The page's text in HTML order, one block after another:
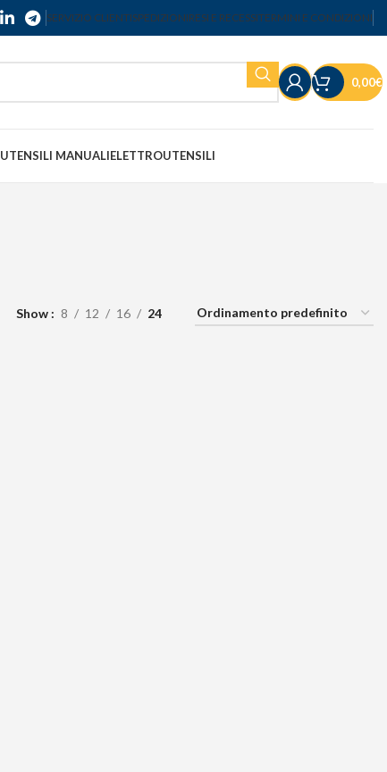
SERVIZIO CLIENTISPEDIZIONIRESI E RECESSITERMINI E CONDIZIONI
0,00€
UTENSILI MANUALIELETTROUTENSILI
Show 8 12 16 24